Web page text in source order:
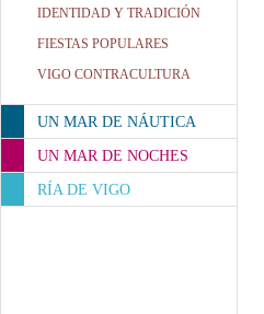
IDENTIDAD Y TRADICIÓN
FIESTAS POPULARES
VIGO CONTRACULTURA
UN MAR DE NÁUTICA
UN MAR DE NOCHES
RÍA DE VIGO